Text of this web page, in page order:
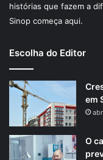
histórias que fazem a
Sinop começa aqui.
Escolha do Editor
em
O